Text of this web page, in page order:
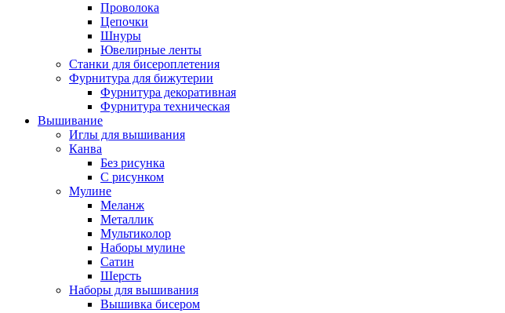
Проволока
Цепочки
Шнуры
Ювелирные ленты
Станки для бисероплетения
Фурнитура для бижутерии
Фурнитура декоративная
Фурнитура техническая
Вышивание
Иглы для вышивания
Канва
Без рисунка
С рисунком
Мулине
Меланж
Металлик
Мультиколор
Наборы мулине
Сатин
Шерсть
Наборы для вышивания
Вышивка бисером